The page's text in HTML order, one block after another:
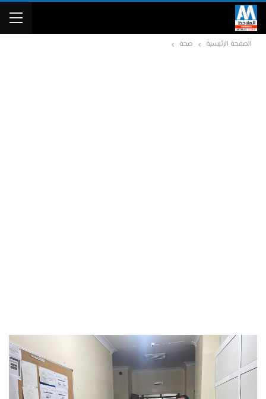
الصفحة الرئيسية صحة